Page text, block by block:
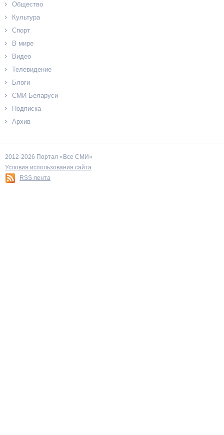
Общество
Культура
Спорт
В мире
Видео
Телевидение
Блоги
СМИ Беларуси
Подписка
Архив
2012-2026 Портал «Все СМИ»
Условия использования сайта
RSS лента